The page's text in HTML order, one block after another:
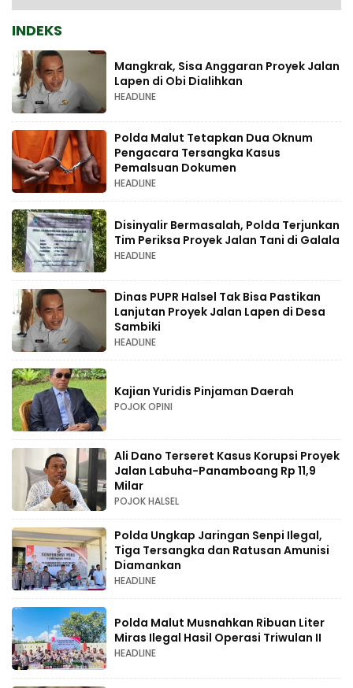
INDEKS
Mangkrak, Sisa Anggaran Proyek Jalan
Lapen di Obi Dialihkan
HEADLINE
Polda Malut Tetapkan Dua Oknum
Pengacara Tersangka Kasus
Pemalsuan Dokumen
HEADLINE
Disinyalir Bermasalah, Polda Terjunkan
Tim Periksa Proyek Jalan Tani di Galala
HEADLINE
Dinas PUPR Halsel Tak Bisa Pastikan
Lanjutan Proyek Jalan Lapen di Desa
Sambiki
HEADLINE
Kajian Yuridis Pinjaman Daerah
POJOK OPINI
Ali Dano Terseret Kasus Korupsi Proyek
Jalan Labuha-Panamboang Rp 11,9
Milar
POJOK HALSEL
Polda Ungkap Jaringan Senpi Ilegal,
Tiga Tersangka dan Ratusan Amunisi
Diamankan
HEADLINE
Polda Malut Musnahkan Ribuan Liter
Miras Ilegal Hasil Operasi Triwulan II
HEADLINE